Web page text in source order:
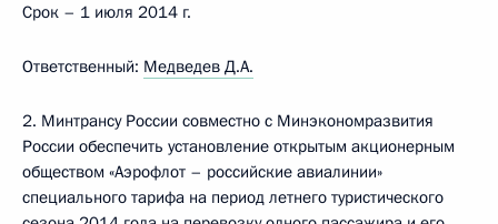
Срок – 1 июля 2014 г.
Ответственный: Медведев Д.А.
2. Минтрансу России совместно с Минэкономразвития
России обеспечить установление открытым акционерным
обществом «Аэрофлот – российские авиалинии»
специального тарифа на период летнего туристического